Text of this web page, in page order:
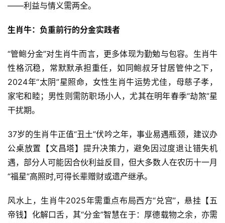
——利益与情义需两全。
生肖牛：负重前行的分金实践者
“管鲍分金”对生肖牛而言，更多体现为勤勉与包容。生肖牛
性格沉稳，常默默承担重任，如同鲍叔牙甘居管仲之下，
2024年“太阴”星照命，女性生肖牛运势尤佳，母慈子孝，
家宅和睦；男性则需防职场小人，尤其在明年春季“劫煞”星
干扰期。
37岁的生肖牛正值“丑土”伏吟之年，事业易遇瓶颈，建议办
公桌放置【文昌塔】提升决策力，避免因过度退让错失机
遇，部分人可能因合伙利益反目，但大多数人在农历十一月
“福星”高照时,可得长辈赠财或遗产继承。
风水上，生肖牛2025年需重点布局西方“兑宫”，悬挂【五
帝钱】化解口舌，其“分金”智慧在于：厚德载物之余，亦需